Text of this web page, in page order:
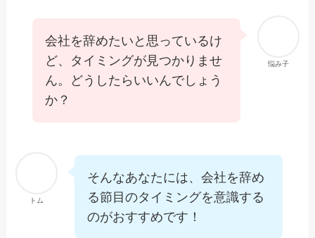
悩み子
会社を辞めたいと思っているけ
ど、タイミングが見つかりませ
ん。どうしたらいいんでしょう
か？
トム
そんなあなたには、会社を辞め
る節目のタイミングを意識する
のがおすすめです！